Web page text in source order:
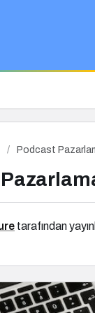
Podcast
tarafından